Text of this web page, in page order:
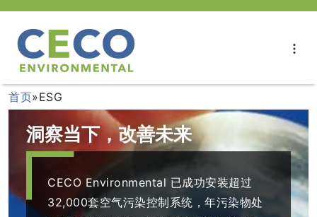
首页»ESG
洞察当下，改善未来
CECO Environmental 已成功安装超过
32,000套空气污染控制系统，年污染物处